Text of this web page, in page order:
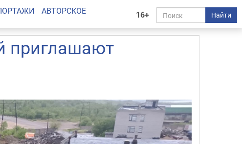
16+ Найти
АВТОРСКОЕ
приглашают